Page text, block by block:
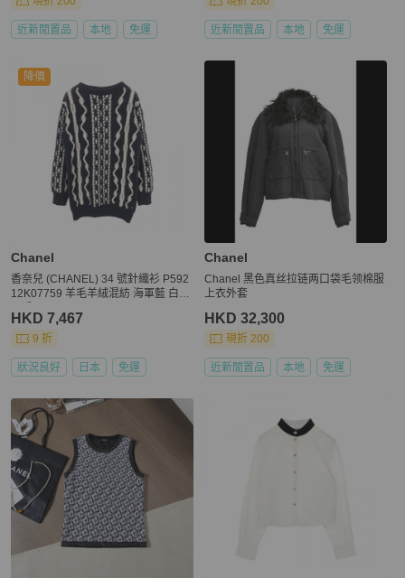
近新閒置品 本地 免運 近新閒置品 本地 免運
降價
Chanel
香奈兒 (CHANEL) 34 號針織衫 P592
12K07759 羊毛羊絨混紡 海軍藍 白色
HKD 7,467
9 折
狀況良好 日本 免運
Chanel
Chanel 黑色真丝拉链两口袋毛领棉服
上衣外套
HKD 32,300
現折 200
近新閒置品 本地 免運